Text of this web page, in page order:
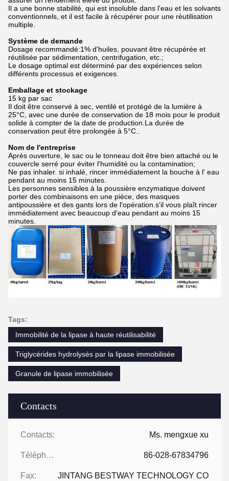
Contacts
Contacts: Ms. mengxue xu
Téléphone: 86-028-67834796
Fax: JINTANG BESTWAY TECHNOLOGY CO
Il a une bonne stabilité, qui est insoluble dans l'eau et les solvants
conventionnels, et il est facile à récupérer pour une réutilisation
multiple.
Système de demande
Dosage recommandé:1% d'huiles, pouvant être récupérée et
réutilisée par sédimentation, centrifugation, etc.;
Le dosage optimal est déterminé par des expériences selon
différents processus et exigences.
Emballage et stockage
15 kg par sac
Il doit être conservé à sec, ventilé et protégé de la lumière à
25°C, avec une durée de conservation de 18 mois pour le produit
solide à compter de la date de production.La durée de
conservation peut être prolongée à 5°C..
Nom de l'entreprise
Après ouverture, le sac ou le tonneau doit être bien attaché ou le
couvercle serré pour éviter l'humidité ou la contamination;
Ne pas inhaler. si inhalé, rincer immédiatement la bouche à l' eau
pendant au moins 15 minutes.
Les personnes sensibles à la poussière enzymatique doivent
porter des combinaisons en une pièce, des masques
antipoussière et des gants lors de l'opération.s'il vous plaît rincer
immédiatement avec beaucoup d'eau pendant au moins 15
minutes.
Tags:
Immobilité de la lipase à haute réutilisabilité
Triglycérides hydrolysés par la lipase immobilisée
Granule de lipase immobilisée